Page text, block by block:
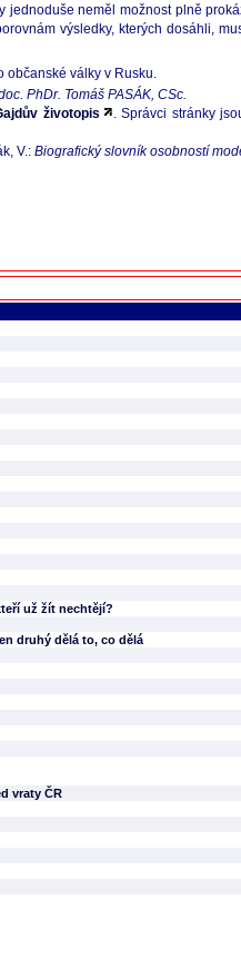
neměl možnost plně
výsledky, kterých dosáhli,
občanské války v Rusku.
PhDr. Tomáš PASÁK, CSc.
životopis
. Správci stránky
V.: Biografický slovník osobností
už žít nechtějí?
druhý dělá to, co dělá
vraty ČR